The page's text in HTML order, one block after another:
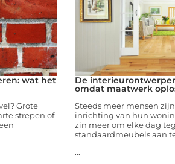
wat het
Grote
strepen of
De
omdat maatwerk
Steeds meer mensen
inrichting van hun
zin meer om elke dag
standaardmeubels aan
...